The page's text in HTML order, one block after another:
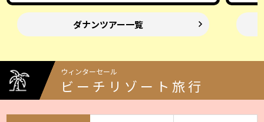
ダナンツアー一覧
ウィンターセール
ビーチリゾート旅行